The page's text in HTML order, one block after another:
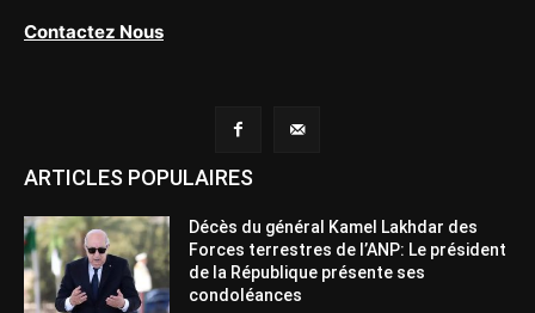
Contactez Nous
ARTICLES POPULAIRES
Décès du général Kamel Lakhdar des
Forces terrestres de l’ANP: Le président
de la République présente ses
condoléances